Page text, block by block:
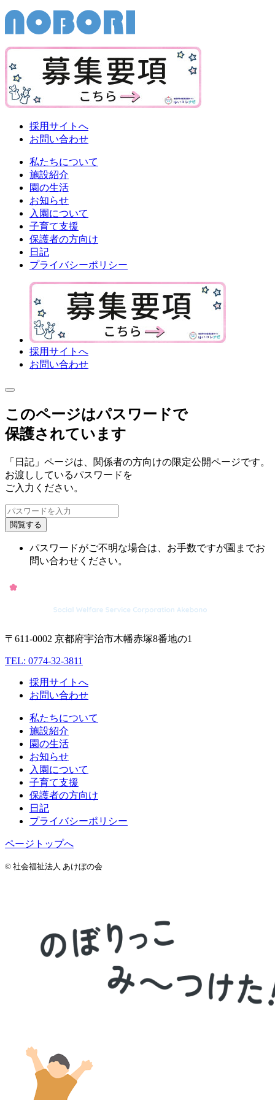
採用サイトへ
お問い合わせ
私たちについて
施設紹介
園の生活
お知らせ
入園について
子育て支援
保護者の方向け
日記
プライバシーポリシー
採用サイトへ
お問い合わせ
このページはパスワードで
保護されています
「日記」ページは、関係者の方向けの限定公開ページです。
お渡ししているパスワードを
ご入力ください。
閲覧する
パスワードがご不明な場合は、お手数ですが園までお
問い合わせください。
〒611-0002 京都府宇治市木幡赤塚8番地の1
TEL: 0774-32-3811
採用サイトへ
お問い合わせ
私たちについて
施設紹介
園の生活
お知らせ
入園について
子育て支援
保護者の方向け
日記
プライバシーポリシー
ページトップへ
© 社会福祉法人 あけぼの会